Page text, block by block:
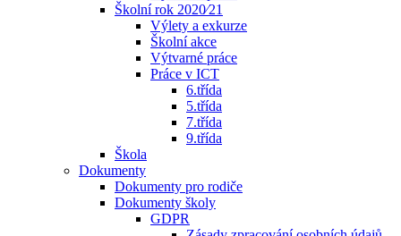
Školní rok 2020⁄21
Výlety a exkurze
Školní akce
Výtvarné práce
Práce v ICT
6.třída
5.třída
7.třída
9.třída
Škola
Dokumenty
Dokumenty pro rodiče
Dokumenty školy
GDPR